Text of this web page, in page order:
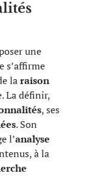
une
s’affirme
laraison
La définir,
, ses
. Son
l’analyse
à la